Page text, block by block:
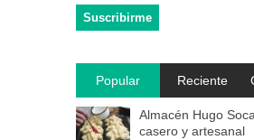
Popular Reciente
Almacén Hugo
casero y artesanal